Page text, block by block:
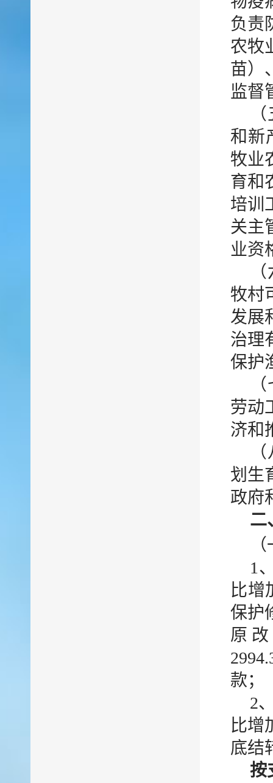
负责
农牧
苗）
监督
和新
牧业
育和
培训
关主
业资
牧村
发展
治理
保护
劳动
济和
划生
政府
二
1
比增
保护
原
款；
2
比增
底结
按